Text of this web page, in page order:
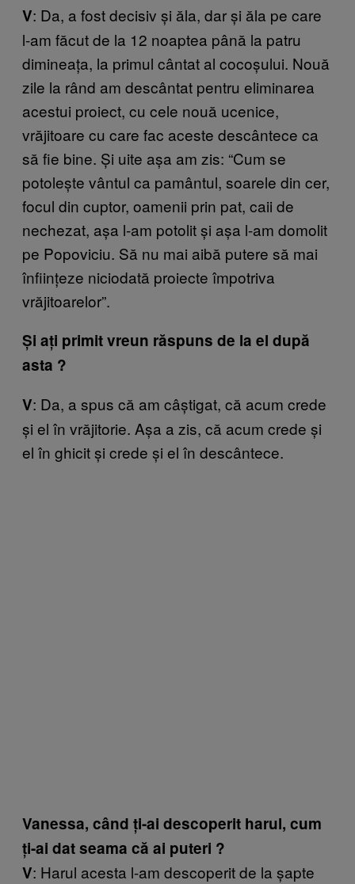
V: Da, a fost decisiv și ăla, dar și ăla pe care
l-am făcut de la 12 noaptea până la patru
dimineața, la primul cântat al cocoșului. Nouă
zile la rând am descântat pentru eliminarea
acestui proiect, cu cele nouă ucenice,
vrăjitoare cu care fac aceste descântece ca
să fie bine. Și uite așa am zis: “Cum se
potolește vântul ca pamântul, soarele din cer,
focul din cuptor, oamenii prin pat, caii de
nechezat, așa l-am potolit și așa l-am domolit
pe Popoviciu. Să nu mai aibă putere să mai
înființeze niciodată proiecte împotriva
vrăjitoarelor”.
Și ați primit vreun răspuns de la el după
asta ?
V: Da, a spus că am câștigat, că acum crede
și el în vrăjitorie. Așa a zis, că acum crede și
el în ghicit și crede și el în descântece.
Vanessa, când ți-ai descoperit harul, cum
ți-ai dat seama că ai puteri ?
V: Harul acesta l-am descoperit de la șapte